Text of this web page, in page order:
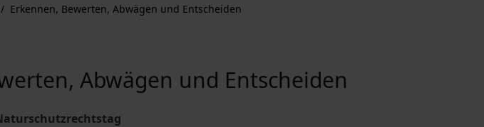
/ Erkennen, Bewerten, Abwägen und Entscheiden
Abwägen und Entscheiden